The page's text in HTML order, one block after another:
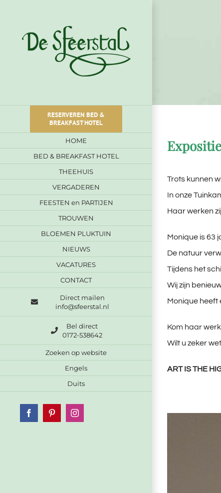
inhoud
RESERVEREN BED &
BREAKFAST HOTEL
HOME
BED & BREAKFAST HOTEL
THEEHUIS
VERGADEREN
FEESTEN en PARTIJEN
TROUWEN
BLOEMEN PLUKTUIN
NIEUWS
VACATURES
CONTACT
Direct mailen
info@sfeerstal.nl
Bel direct
0172-538642
Zoeken op website
Engels
Duits
FacebookPinterestInstagram
Trots kunnen
In onze
Haar werken
Monique is 63
De natuur
Tijdens het
Wij zijn
Monique heeft
Kom haar
Wilt u zeker
ART IS THE